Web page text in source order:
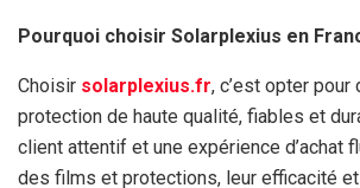
Pourquoi choisir Solarplexius en
Choisir solarplexius.fr, c’est opter
protection de haute qualité, fiables et
client attentif et une expérience d’achat
des films et protections, leur efficacité